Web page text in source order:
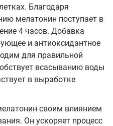
Благодаря
мелатонин поступает в
4 часов. Добавка
и антиоксидантное
для правильной
всасыванию воды
в выработке
своим влиянием
Он ускоряет процесс